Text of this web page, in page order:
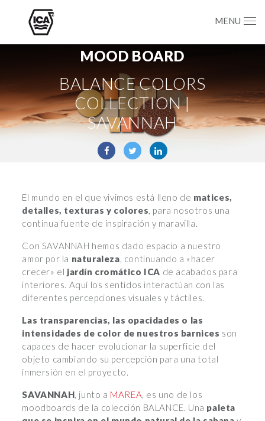
MENU
MOOD BOARD
BALANCE COLORS
COLLECTION |
SAVANNAH
El mundo en el que vivimos está lleno de matices,
detalles, texturas y colores, para nosotros una
continua fuente de inspiración y maravilla.
Con SAVANNAH hemos dado espacio a nuestro
amor por la naturaleza, continuando a «hacer
crecer» el jardín cromático ICA de acabados para
interiores. Aquí los sentidos interactúan con las
diferentes percepciones visuales y táctiles.
Las transparencias, las opacidades o las
intensidades de color de nuestros barnices son
capaces de hacer evolucionar la superficie del
objeto cambiando su percepción para una total
inmersión en el proyecto.
SAVANNAH, junto a MAREA, es uno de los
moodboards de la colección BALANCE. Una paleta